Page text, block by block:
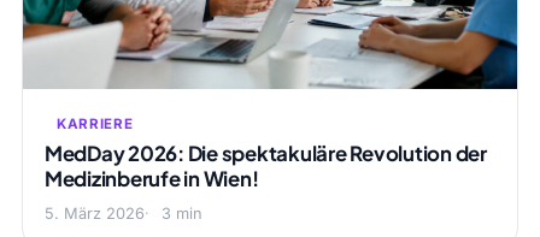
KARRIERE
MedDay 2026: Die spektakuläre Revolution der
Medizinberufe in Wien!
5. März 2026 3 min